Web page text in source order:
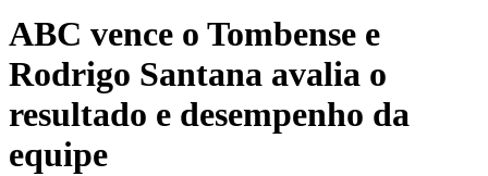
ABC vence o Tombense e
Rodrigo Santana avalia o
resultado e desempenho da
equipe